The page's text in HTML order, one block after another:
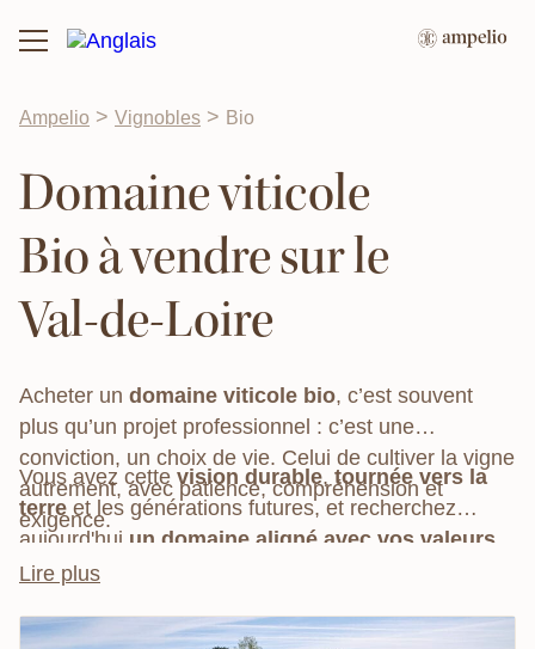
Ampelio > Vignobles > Bio
Domaine viticole
Bio à vendre sur le
Val-de-Loire
Acheter un domaine viticole bio, c’est souvent
plus qu’un projet professionnel : c’est une
conviction, un choix de vie. Celui de cultiver la vigne
autrement, avec patience, compréhension et
exigence.
Vous avez cette vision durable, tournée vers la
terre et les générations futures, et recherchez
aujourd'hui un domaine aligné avec vos valeurs
Ampelio vous accompagne dans cette recherche,
avec votre projet.